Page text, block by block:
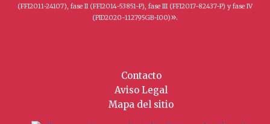
(FFI2011-24107), fase II (FFI2014-53851-P), fase III (FFI2017-82437-P) y fase IV
(PID2020-112795GB-I00)».
Contacto
Aviso Legal
Mapa del sitio